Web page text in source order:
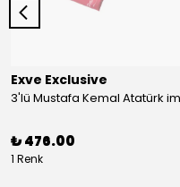
Exve Exclusive
₺ 476.00
1 Renk